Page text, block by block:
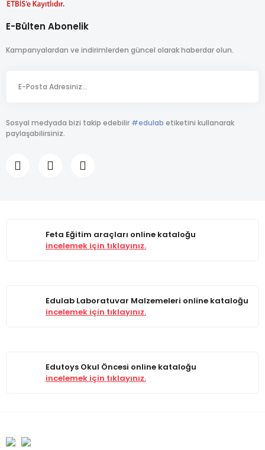
E-Bülten Abonelik
Kampanyalardan ve indirimlerden güncel olarak haberdar olun.
Sosyal medyada bizi takip edebilir #edulab etiketini kullanarak
paylaşabilirsiniz.
Feta Eğitim araçları online kataloğu
incelemek için tıklayınız.
Edulab Laboratuvar Malzemeleri online kataloğu
incelemek için tıklayınız.
Edutoys Okul Öncesi online kataloğu
incelemek için tıklayınız.